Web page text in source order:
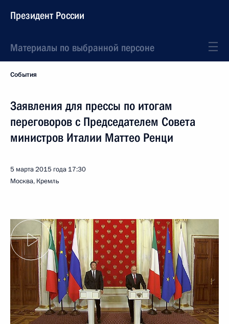
Президент России
Материалы по выбранной персоне
События
Заявления для прессы по итогам
переговоров с Председателем Совета
министров Италии Маттео Ренци
5 марта 2015 года 17:30
Москва, Кремль